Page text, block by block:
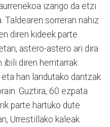
izango da etzi
Taldearen sorreran nahiz
diren kideek parte
astero-astero ari dira
diren herritarrak
han landutako dantzak
Guztira, 60 ezpata
parte hartuko dute
Urrestillako kaleak